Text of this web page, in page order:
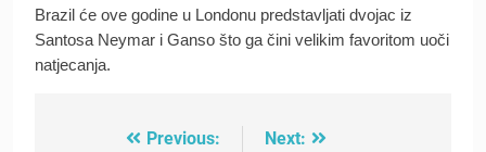
Brazil će ove godine u Londonu predstavljati dvojac iz
Santosa Neymar i Ganso što ga čini velikim favoritom uoči
natjecanja.
Previous:
Next: